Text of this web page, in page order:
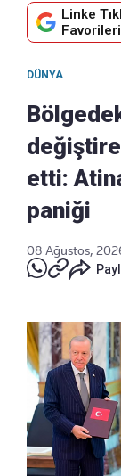
Linke
DÜNYA
etti:
paniği
08 Ağustos,